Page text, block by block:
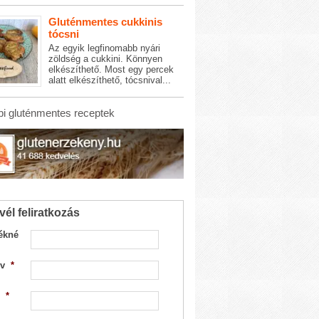
Gluténmentes cukkinis
tócsni
Az egyik legfinomabb nyári
zöldség a cukkini. Könnyen
elkészíthető. Most egy percek
alatt elkészíthető, tócsnival...
gluténmentes receptek
feliratkozás
*
*